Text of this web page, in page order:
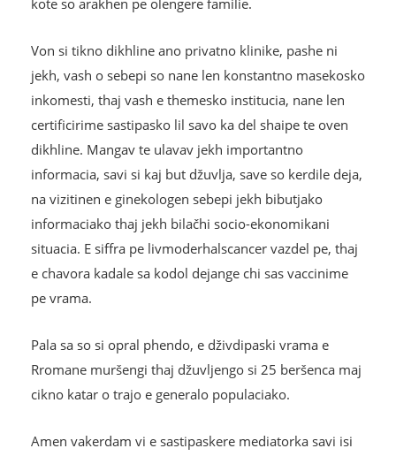
kote so arakhen pe olengere familie.
Von si tikno dikhline ano privatno klinike, pashe ni
jekh, vash o sebepi so nane len konstantno masekosko
inkomesti, thaj vash e themesko institucia, nane len
certificirime sastipasko lil savo ka del shaipe te oven
dikhline. Mangav te ulavav jekh importantno
informacia, savi si kaj but džuvlja, save so kerdile deja,
na vizitinen e ginekologen sebepi jekh bibutjako
informaciako thaj jekh bilačhi socio-ekonomikani
situacia. E siffra pe livmoderhalscancer vazdel pe, thaj
e chavora kadale sa kodol dejange chi sas vaccinime
pe vrama.
Pala sa so si opral phendo, e dživdipaski vrama e
Rromane muršengi thaj džuvljengo si 25 beršenca maj
cikno katar o trajo e generalo populaciako.
Amen vakerdam vi e sastipaskere mediatorka savi isi